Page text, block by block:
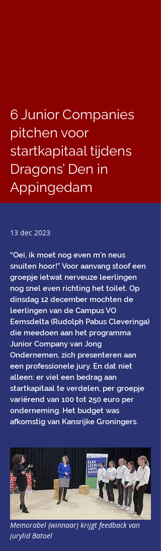
6 Junior Companies
pitchen voor
startkapitaal tijdens
Dragons’ Den in
Appingedam
13 dec 2023
“Oei, ik moet nog even m’n neus
snuiten hoor!” Voor aanvang stoof een
groepje ietwat nerveuze leerlingen
nog snel even richting het toilet. Op
dinsdag 12 december mochten de
leerlingen van de Campus VO
Eemsdelta (Rudolph Pabus Cleveringa)
die meedoen aan het programma
Junior Company van Jong
Ondernemen, zich presenteren aan
een professionele jury. En dat niet
alleen: er viel een bedrag aan
startkapitaal te verdelen, per groepje
variërend van 100 tot 250 euro per
onderneming. Het budget was
afkomstig van Kansrijke Groningers.
Memorabel (winnaar) krijgt feedback van
jurylid Batoel